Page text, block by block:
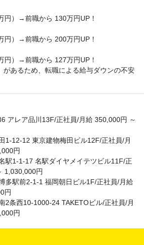
円）→前職から 130万円UP！
円）→前職から 200万円UP！
円）→前職から 127万円UP！
があるため、転職による給与ダウンの不安
アレア品川13F/正社員/月給 350,000円 ～
1-12-12 東京建物梅田ビル12F/正社員/月
円
駅1-1-17 名駅ダイヤメイテツビル11F/正
1,030,000円
多駅前2-1-1 福岡朝日ビル1F/正社員/月給
円
2条西10-1000-24 TAKETOビル/正社員/月
円